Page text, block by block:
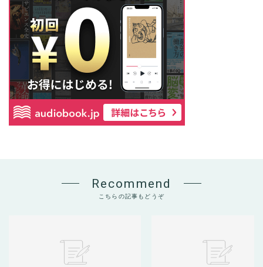
Recommend
こちらの記事もどうぞ